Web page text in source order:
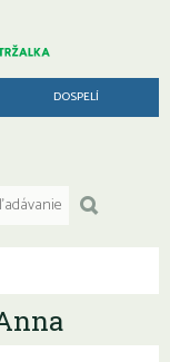
DOSPELÍ